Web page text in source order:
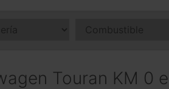
Touran KM 0